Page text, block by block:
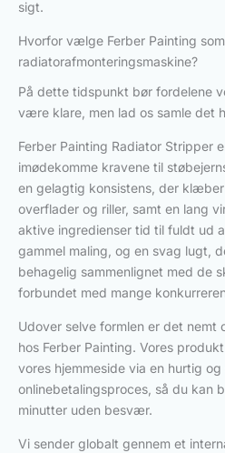
sigt.
Hvorfor vælge Ferber Painting
radiatorafmonteringsmaskine?
På dette tidspunkt bør fordelene
være klare, men lad os samle det
Ferber Painting Radiator Stripper
imødekomme kravene til
en gelagtig konsistens, der
overflader og riller, samt en lang
aktive ingredienser tid til fuldt ud
gammel maling, og en svag lugt,
behagelig sammenlignet med de
forbundet med mange
Udover selve formlen er det
hos Ferber Painting. Vores
vores hjemmeside via en hurtig og
onlinebetalingsproces, så du kan
minutter uden besvær.
Vi sender globalt gennem et